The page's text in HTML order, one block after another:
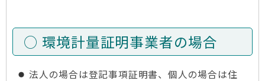
○ 環境計量証明事業者の場合
法人の場合は登記事項証明書、個人の場合は住